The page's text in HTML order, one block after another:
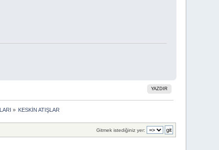
YAZDIR
» KESKİN ATIŞLAR
Gitmek istediğiniz yer: